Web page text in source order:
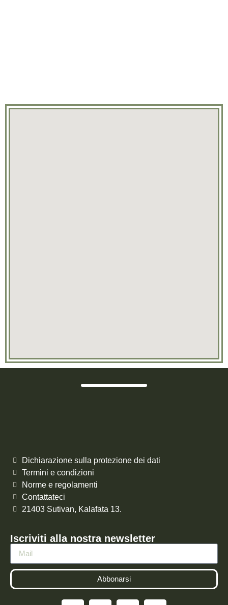
Dichiarazione sulla protezione dei dati
Termini e condizioni
Norme e regolamenti
Contattateci
21403 Sutivan, Kalafata 13.
Iscriviti alla nostra newsletter
Abbonarsi